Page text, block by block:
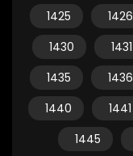
1425
1426
1430
1431
1435
1436
1440
1441
1445